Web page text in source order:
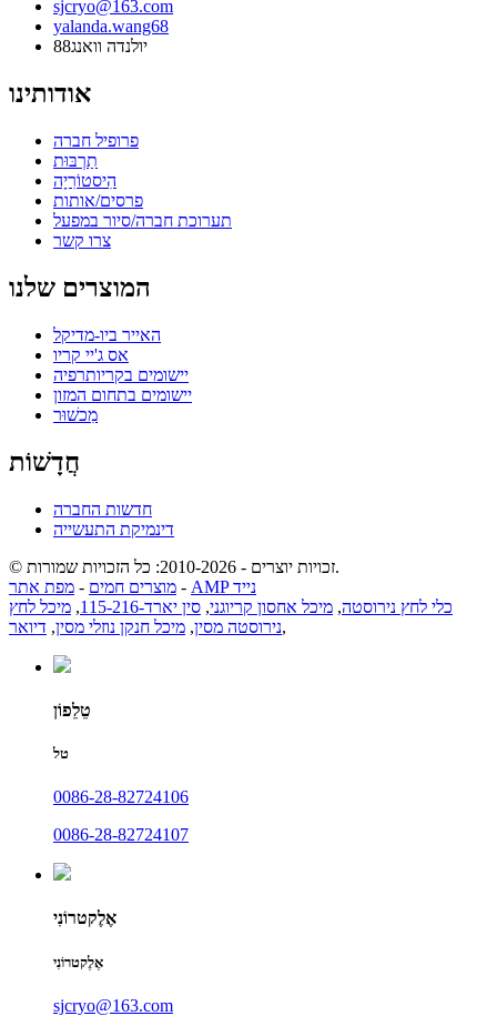
sjcryo@163.com
yalanda.wang68
יולנדה וואנג88
אודותינו
פרופיל חברה
תַרְבּוּת
הִיסטוֹרִיָה
פרסים/אותות
תערוכת חברה/סיור במפעל
צרו קשר
המוצרים שלנו
האייר ביו-מדיקל
אס ג'יי קריו
יישומים בקריותרפיה
יישומים בתחום המזון
מִכשׁוּר
חֲדָשׁוֹת
חדשות החברה
דינמיקת התעשייה
© זכויות יוצרים - 2010-2026: כל הזכויות שמורות.
מוצרים חמים - מפת אתר -
AMP נייד
כלי לחץ נירוסטה, מיכל אחסון קריוגני, סין יארד-115-216 , מיכל לחץ
נירוסטה מסין, מיכל חנקן נוזלי מסין, דיואר ,
טֵלֵפוֹן
טל
0086-28-82724106
0086-28-82724107
אֶלֶקטרוֹנִי
אֶלֶקטרוֹנִי
sjcryo@163.com